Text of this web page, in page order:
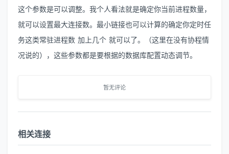
这个参数是可以调整。我个人看法就是确定你当前进程数量，
就可以设置最大连接数。最小链接也可以计算的确定你定时任
务这类常驻进程数 加上几个 就可以了。（这里在没有协程情
况说的），这些参数都是要根据的数据库配置动态调节。
暂无评论
相关连接